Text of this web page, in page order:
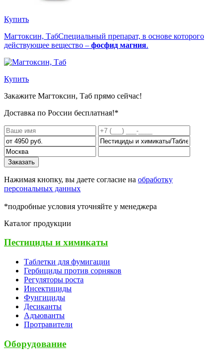
Купить
Магтоксин, ТабСпециальный препарат, в основе которого
действующее вещество – фосфид магния.
Купить
Закажите Магтоксин, Таб прямо сейчас!
Доставка по России бесплатная!*
Заказать
Нажимая кнопку, вы даете согласие на обработку
персональных данных
*подробные условия уточняйте у менеджера
Каталог продукции
Пестициды и химикаты
Таблетки для фумигации
Гербициды против сорняков
Регуляторы роста
Инсектициды
Фунгициды
Десиканты
Адъюванты
Протравители
Оборудование